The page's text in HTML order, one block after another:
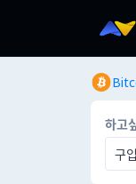
하고
구입